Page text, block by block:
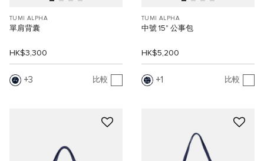
TUMI ALPHA
單肩背囊
HK$3,300
3 比較
TUMI ALPHA
中號 15" 公事包
HK$5,200
1 比較